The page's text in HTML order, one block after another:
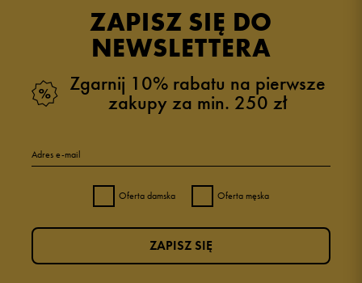
ZAPISZ SIĘ DO
NEWSLETTERA
Zgarnij 10% rabatu na pierwsze
zakupy za min. 250 zł
Adres e-mail
Oferta damska Oferta męska
ZAPISZ SIĘ